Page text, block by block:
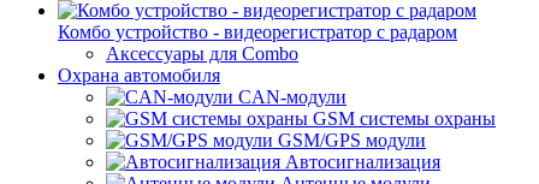
Комбо устройство - видеорегистратор с радаром
Аксессуары для Combo
Охрана автомобиля
CAN-модули
GSM системы охраны
GSM/GPS модули
Автосигнализация